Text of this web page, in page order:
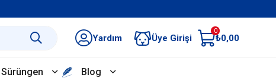
Yardım Üye Girişi
0
₺0,00
Sürüngen Blog